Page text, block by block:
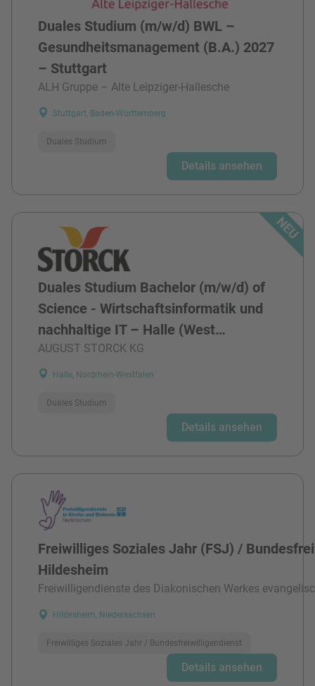
Duales Studium (m/w/d) BWL –
Gesundheitsmanagement (B.A.) 2027
– Stuttgart
ALH Gruppe – Alte Leipziger-Hallesche
Stuttgart, Baden-Württemberg
Duales Studium
Details ansehen
Duales Studium Bachelor (m/w/d) of
Science - Wirtschaftsinformatik und
nachhaltige IT – Halle (West…
AUGUST STORCK KG
Halle, Nordrhein-Westfalen
Duales Studium
Details ansehen
Freiwilliges Soziales Jahr (FSJ) /
Hildesheim
Freiwilligendienste des Diakonischen Werkes
Hildesheim, Niedersachsen
Freiwilliges Soziales Jahr / Bundesfreiwilligendienst
Details ansehen